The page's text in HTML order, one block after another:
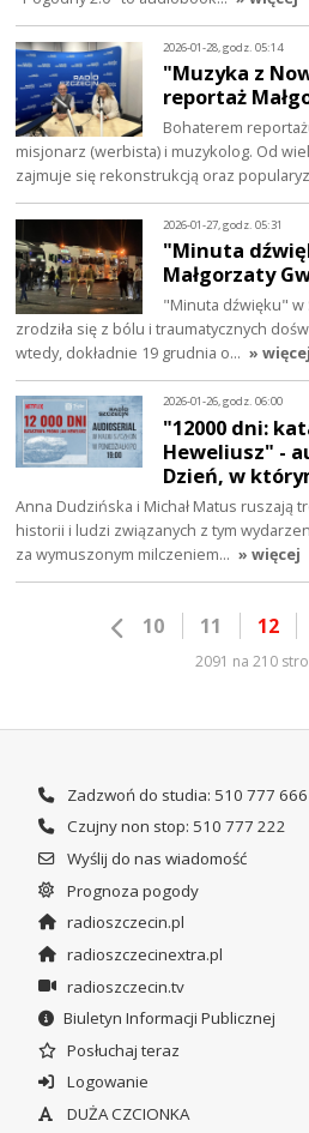
2026-01-28, godz. 05:14
"Muzyka z
reportaż
Bohaterem
misjonarz (werbista) i muzykolog. Od
zajmuje się rekonstrukcją oraz
2026-01-27, godz. 05:31
"Minuta
Małgorzaty
"Minuta dźwięku" w
zrodziła się z bólu i traumatycznych
wtedy, dokładnie 19 grudnia o… » więcej
2026-01-26, godz. 06:00
"12000 dni:
Heweliusz" -
Dzień, w
Anna Dudzińska i Michał Matus ruszają
historii i ludzi związanych z tym
za wymuszonym milczeniem… » więcej
10 11 12
2091 na 210
Zadzwoń do studia: 510 777 666
Czujny non stop: 510 777 222
Wyślij do nas wiadomość
Prognoza pogody
radioszczecin.pl
radioszczecinextra.pl
radioszczecin.tv
Biuletyn Informacji Publicznej
Posłuchaj teraz
Logowanie
DUŻA CZCIONKA